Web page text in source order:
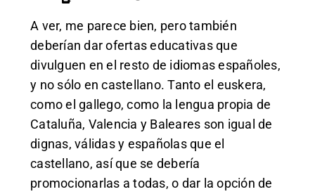
A ver, me parece bien, pero también
deberían dar ofertas educativas que
divulguen en el resto de idiomas españoles,
y no sólo en castellano. Tanto el euskera,
como el gallego, como la lengua propia de
Cataluña, Valencia y Baleares son igual de
dignas, válidas y españolas que el
castellano, así que se debería
promocionarlas a todas, o dar la opción de